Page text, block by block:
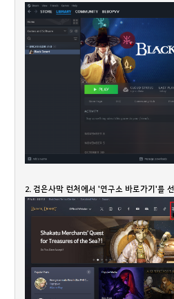
2. 검은사막 런처에서 '연구소 바로가기'를